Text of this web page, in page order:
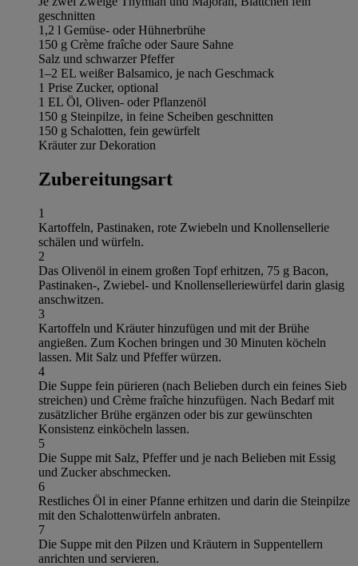
geschnitten
1,2 l Gemüse- oder Hühnerbrühe
150 g Crème fraîche oder Saure Sahne
Salz und schwarzer Pfeffer
1–2 EL weißer Balsamico, je nach Geschmack
1 Prise Zucker, optional
1 EL Öl, Oliven- oder Pflanzenöl
150 g Steinpilze, in feine Scheiben geschnitten
150 g Schalotten, fein gewürfelt
Kräuter zur Dekoration
Zubereitungsart
1
Kartoffeln, Pastinaken, rote Zwiebeln und Knollensellerie
schälen und würfeln.
2
Das Olivenöl in einem großen Topf erhitzen, 75 g Bacon,
Pastinaken-, Zwiebel- und Knollenselleriewürfel darin glasig
anschwitzen.
3
Kartoffeln und Kräuter hinzufügen und mit der Brühe
angießen. Zum Kochen bringen und 30 Minuten köcheln
lassen. Mit Salz und Pfeffer würzen.
4
Die Suppe fein pürieren (nach Belieben durch ein feines Sieb
streichen) und Crème fraîche hinzufügen. Nach Bedarf mit
zusätzlicher Brühe ergänzen oder bis zur gewünschten
Konsistenz einköcheln lassen.
5
Die Suppe mit Salz, Pfeffer und je nach Belieben mit Essig
und Zucker abschmecken.
6
Restliches Öl in einer Pfanne erhitzen und darin die Steinpilze
mit den Schalottenwürfeln anbraten.
7
Die Suppe mit den Pilzen und Kräutern in Suppentellern
anrichten und servieren.